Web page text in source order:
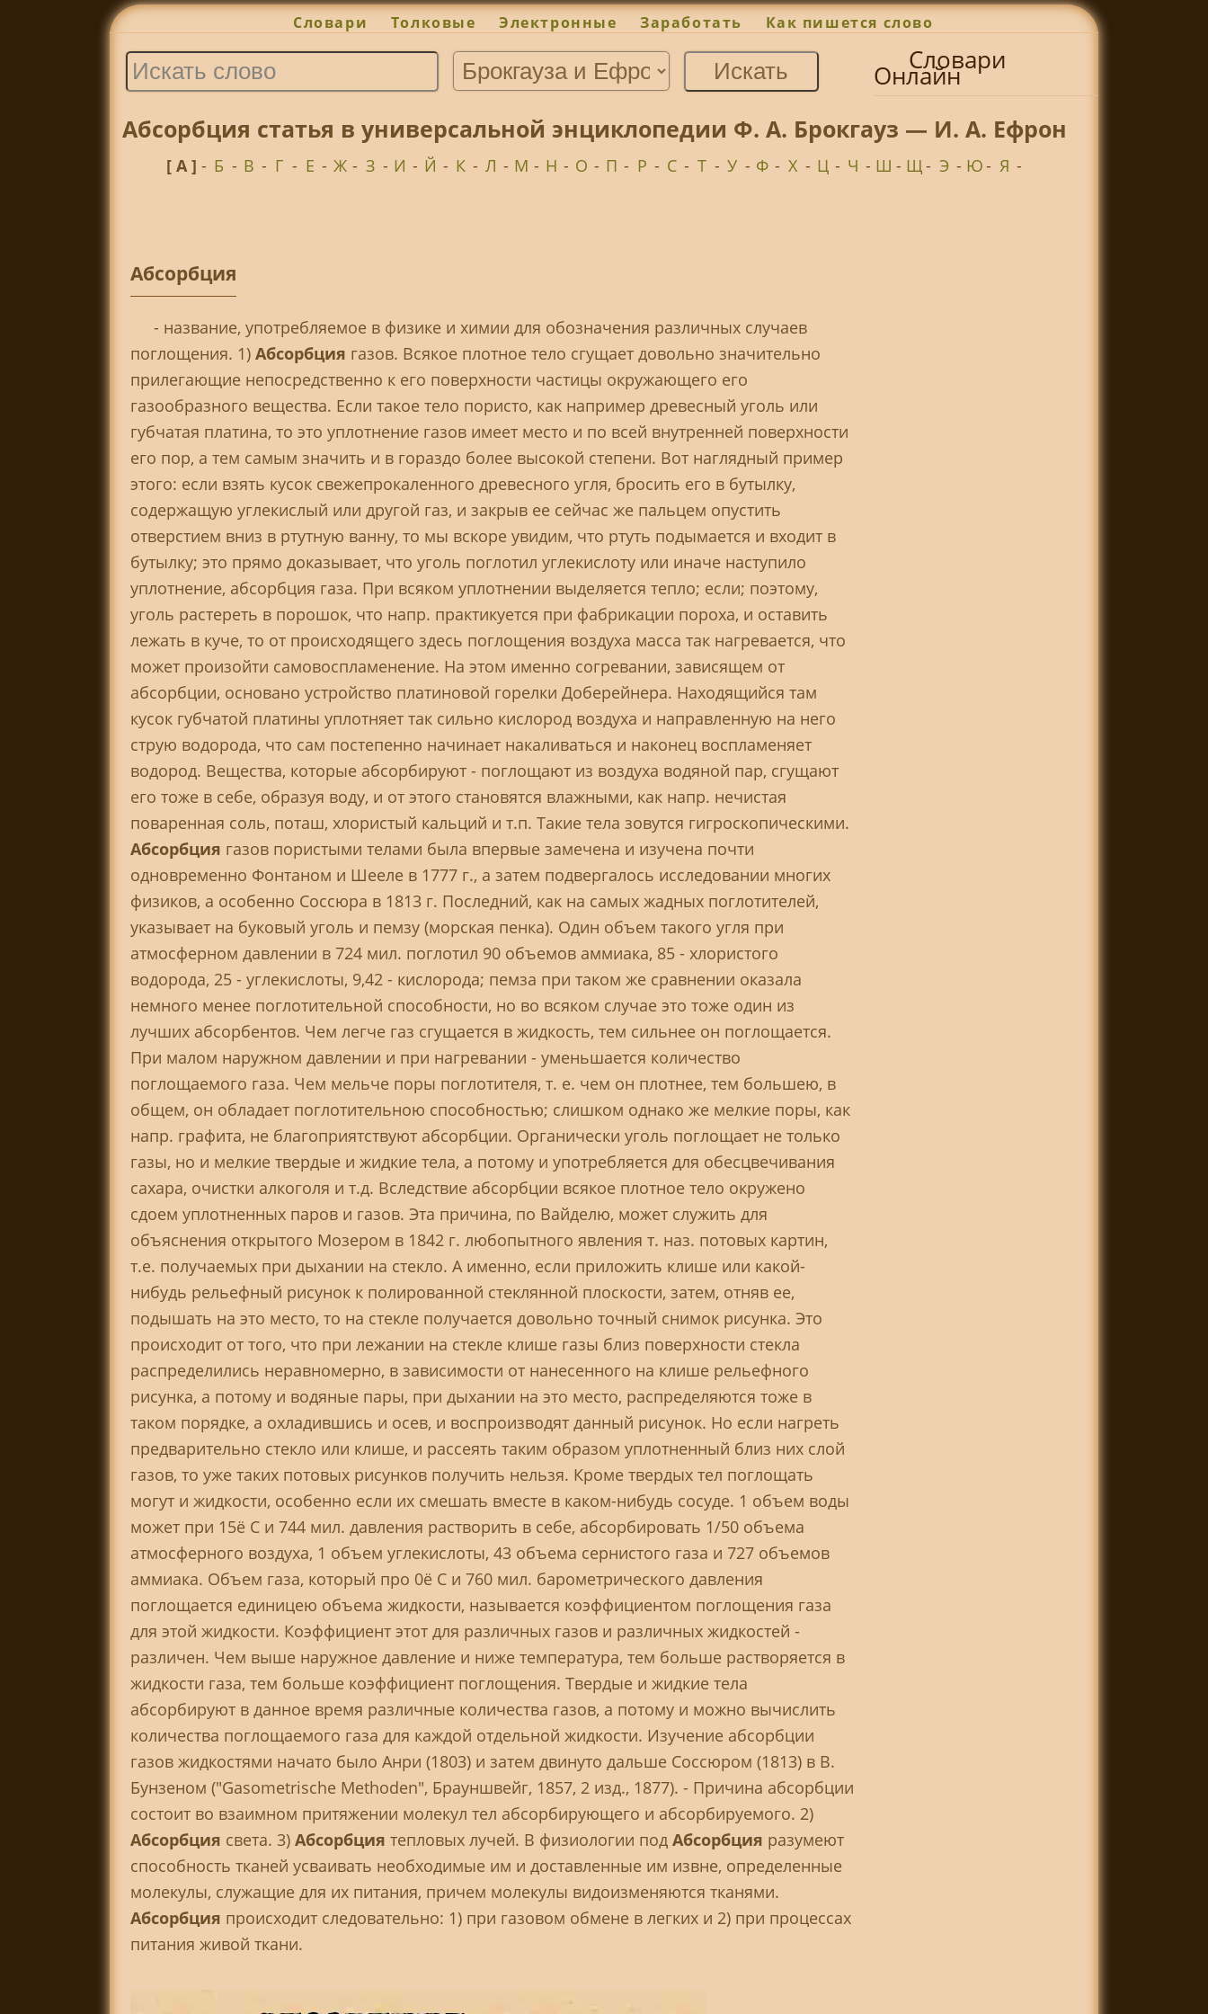
Словари Толковые Электронные Заработать Как пишется слово
Словари
Онлайн
Абсорбция статья в универсальной энциклопедии Ф. А. Брокгауз — И. А. Ефрон
[ А ] - Б - В - Г - Е - Ж - З - И - Й - К - Л - М - Н - О - П - Р - С - Т - У - Ф - Х - Ц - Ч - Ш - Щ- Э - Ю- Я -
Абсорбция
- название, употребляемое в физике и химии для обозначения различных случаев
поглощения. 1) Абсорбция газов. Всякое плотное тело сгущает довольно значительно
прилегающие непосредственно к его поверхности частицы окружающего его
газообразного вещества. Если такое тело пористо, как например древесный уголь или
губчатая платина, то это уплотнение газов имеет место и по всей внутренней поверхности
его пор, а тем самым значить и в гораздо более высокой степени. Вот наглядный пример
этого: если взять кусок свежепрокаленного древесного угля, бросить его в бутылку,
содержащую углекислый или другой газ, и закрыв ее сейчас же пальцем опустить
отверстием вниз в ртутную ванну, то мы вскоре увидим, что ртуть подымается и входит в
бутылку; это прямо доказывает, что уголь поглотил углекислоту или иначе наступило
уплотнение, абсорбция газа. При всяком уплотнении выделяется тепло; если; поэтому,
уголь растереть в порошок, что напр. практикуется при фабрикации пороха, и оставить
лежать в куче, то от происходящего здесь поглощения воздуха масса так нагревается, что
может произойти самовоспламенение. На этом именно согревании, зависящем от
абсорбции, основано устройство платиновой горелки Доберейнера. Находящийся там
кусок губчатой платины уплотняет так сильно кислород воздуха и направленную на него
струю водорода, что сам постепенно начинает накаливаться и наконец воспламеняет
водород. Вещества, которые абсорбируют - поглощают из воздуха водяной пар, сгущают
его тоже в себе, образуя воду, и от этого становятся влажными, как напр. нечистая
поваренная соль, поташ, хлористый кальций и т.п. Такие тела зовутся гигроскопическими.
Абсорбция газов пористыми телами была впервые замечена и изучена почти
одновременно Фонтаном и Шееле в 1777 г., а затем подвергалось исследовании многих
физиков, а особенно Соссюра в 1813 г. Последний, как на самых жадных поглотителей,
указывает на буковый уголь и пемзу (морская пенка). Один объем такого угля при
атмосферном давлении в 724 мил. поглотил 90 объемов аммиака, 85 - хлористого
водорода, 25 - углекислоты, 9,42 - кислорода; пемза при таком же сравнении оказала
немного менее поглотительной способности, но во всяком случае это тоже один из
лучших абсорбентов. Чем легче газ сгущается в жидкость, тем сильнее он поглощается.
При малом наружном давлении и при нагревании - уменьшается количество
поглощаемого газа. Чем мельче поры поглотителя, т. е. чем он плотнее, тем большею, в
общем, он обладает поглотительною способностью; слишком однако же мелкие поры, как
напр. графита, не благоприятствуют абсорбции. Органически уголь поглощает не только
газы, но и мелкие твердые и жидкие тела, а потому и употребляется для обесцвечивания
сахара, очистки алкоголя и т.д. Вследствие абсорбции всякое плотное тело окружено
сдоем уплотненных паров и газов. Эта причина, по Вайделю, может служить для
объяснения открытого Мозером в 1842 г. любопытного явления т. наз. потовых картин,
т.е. получаемых при дыхании на стекло. А именно, если приложить клише или какой-
нибудь рельефный рисунок к полированной стеклянной плоскости, затем, отняв ее,
подышать на это место, то на стекле получается довольно точный снимок рисунка. Это
происходит от того, что при лежании на стекле клише газы близ поверхности стекла
распределились неравномерно, в зависимости от нанесенного на клише рельефного
рисунка, а потому и водяные пары, при дыхании на это место, распределяются тоже в
таком порядке, а охладившись и осев, и воспроизводят данный рисунок. Но если нагреть
предварительно стекло или клише, и рассеять таким образом уплотненный близ них слой
газов, то уже таких потовых рисунков получить нельзя. Кроме твердых тел поглощать
могут и жидкости, особенно если их смешать вместе в каком-нибудь сосуде. 1 объем воды
может при 15ё С и 744 мил. давления растворить в себе, абсорбировать 1/50 объема
атмосферного воздуха, 1 объем углекислоты, 43 объема сернистого газа и 727 объемов
аммиака. Объем газа, который про 0ё С и 760 мил. барометрического давления
поглощается единицею объема жидкости, называется коэффициентом поглощения газа
для этой жидкости. Коэффициент этот для различных газов и различных жидкостей -
различен. Чем выше наружное давление и ниже температура, тем больше растворяется в
жидкости газа, тем больше коэффициент поглощения. Твердые и жидкие тела
абсорбируют в данное время различные количества газов, а потому и можно вычислить
количества поглощаемого газа для каждой отдельной жидкости. Изучение абсорбции
газов жидкостями начато было Анри (1803) и затем двинуто дальше Соссюром (1813) в В.
Бунзеном ("Gasometrische Methoden", Брауншвейг, 1857, 2 изд., 1877). - Причина абсорбции
состоит во взаимном притяжении молекул тел абсорбирующего и абсорбируемого. 2)
Абсорбция света. 3) Абсорбция тепловых лучей. В физиологии под Абсорбция разумеют
способность тканей усваивать необходимые им и доставленные им извне, определенные
молекулы, служащие для их питания, причем молекулы видоизменяются тканями.
Абсорбция происходит следовательно: 1) при газовом обмене в легких и 2) при процессах
питания живой ткани.